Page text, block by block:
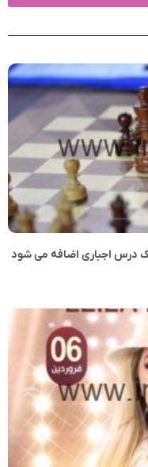
درس اجباری اضافه می شود